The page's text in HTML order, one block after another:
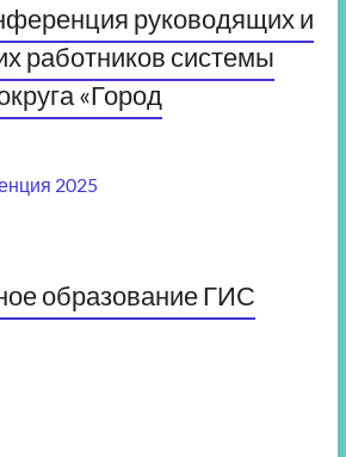
руководящих и
работников системы
«Город
2025
образование ГИС